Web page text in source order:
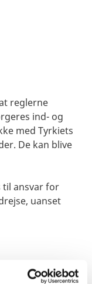
reglerne
ind- og
med Tyrkiets
De kan blive
til ansvar for
uanset